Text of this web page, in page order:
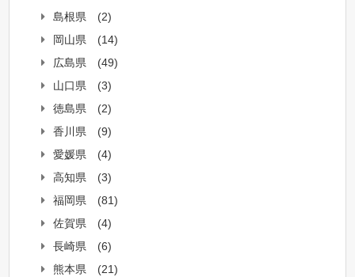
島根県
(2)
岡山県
(14)
広島県
(49)
山口県
(3)
徳島県
(2)
香川県
(9)
愛媛県
(4)
高知県
(3)
福岡県
(81)
佐賀県
(4)
長崎県
(6)
熊本県
(21)